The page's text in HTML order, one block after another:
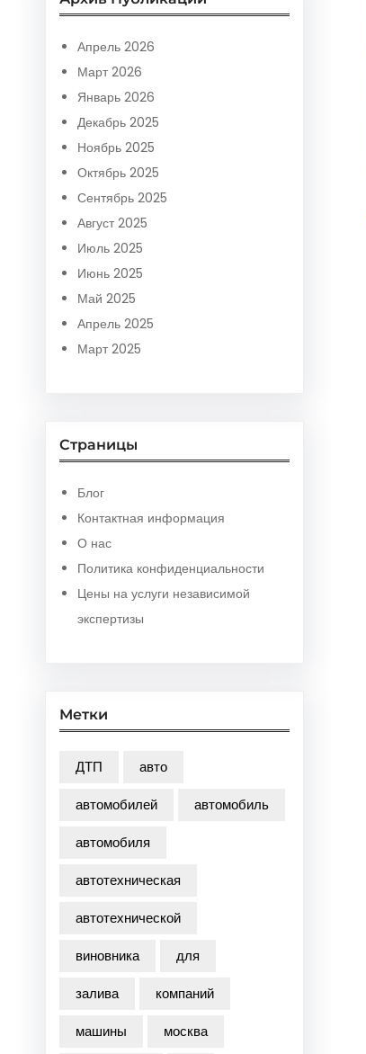
h
Апрель 2026
Март 2026
Январь 2026
Декабрь 2025
Ноябрь 2025
Октябрь 2025
Сентябрь 2025
Август 2025
Июль 2025
Июнь 2025
Май 2025
Апрель 2025
Март 2025
Страницы
Блог
Контактная информация
О нас
Политика конфиденциальности
Цены на услуги независимой
экспертизы
Метки
ДТП
авто
автомобилей
автомобиль
автомобиля
автотехническая
автотехнической
виновника
для
залива
компаний
машины
москва